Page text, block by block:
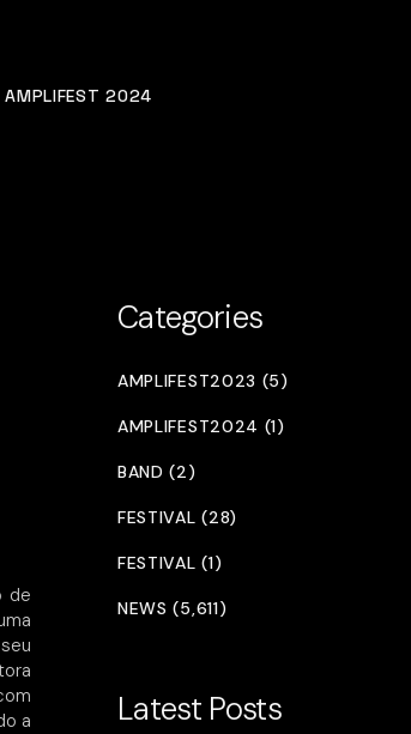
AMPLIFEST 2024
de
a
Categories
AMPLIFEST2023 (5)
AMPLIFEST2024 (1)
BAND (2)
FESTIVAL (28)
FESTIVAL (1)
NEWS (5,611)
Latest Posts